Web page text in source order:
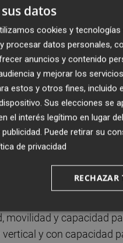
movilidad y capacidad
y con capacidad
datos
cookies y tecnologías
procesar datos personales,
anuncios y contenido
y mejorar los
estos y otros fines, incluido
Sus elecciones se
el interés legítimo en lugar
. Puede retirar su
de privacidad
RECHAZAR